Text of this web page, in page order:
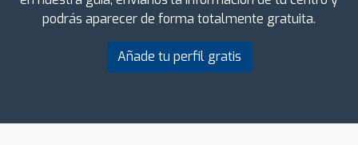
podrás aparecer de forma totalmente gratuita.
Añade tu perfil gratis